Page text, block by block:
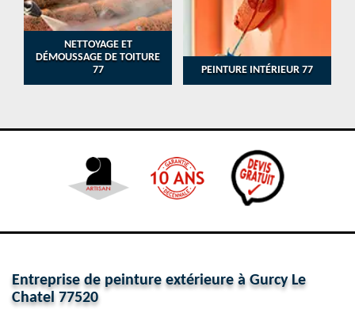
NETTOYAGE ET
DÉMOUSSAGE DE TOITURE
77
PEINTURE INTÉRIEUR 77
Entreprise de peinture extérieure à Gurcy Le
Chatel 77520